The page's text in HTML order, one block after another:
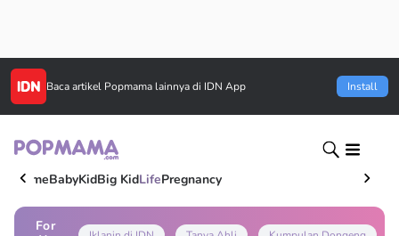
Baca artikel Popmama lainnya di IDN App Install
HomeBabyKidBig KidLifePregnancy
For